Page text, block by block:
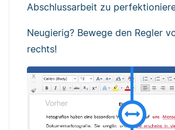
Abschlussarbeit zu
Neugierig? Bewege den Regler
rechts!